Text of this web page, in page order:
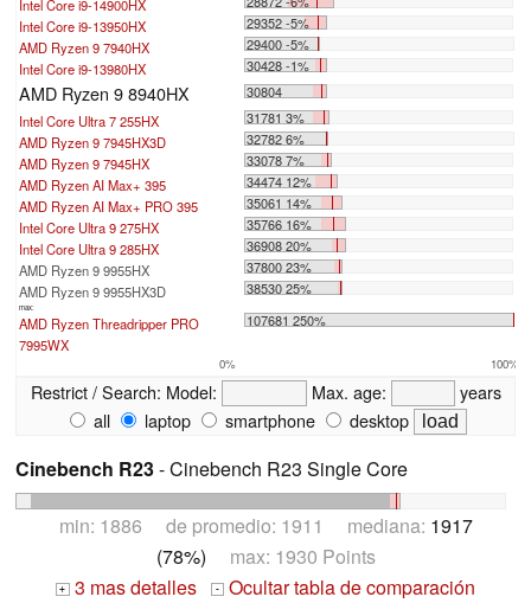
Intel Core i9-14900HX
Intel Core i9-13950HX
29352 -5%
AMD Ryzen 9 7940HX
29400 -5%
Intel Core i9-13980HX
30428 -1%
AMD Ryzen 9 8940HX
30804
Intel Core Ultra 7 255HX
31781 3%
AMD Ryzen 9 7945HX3D
32782 6%
AMD Ryzen 9 7945HX
33078 7%
AMD Ryzen AI Max+ 395
34474 12%
AMD Ryzen AI Max+ PRO 395
35061 14%
Intel Core Ultra 9 275HX
35766 16%
Intel Core Ultra 9 285HX
36908 20%
AMD Ryzen 9 9955HX
37800 23%
AMD Ryzen 9 9955HX3D
38530 25%
max:
AMD Ryzen Threadripper PRO
7995WX
107681 250%
0% 100%
Restrict / Search: Model: Max. age:
years
all
laptop smartphone desktop
Cinebench R23- Cinebench R23 Single Core
min: 1886 de promedio: 1911 mediana: 1917
(78%) max: 1930 Points
+ 3 mas detalles - Ocultar tabla de comparación